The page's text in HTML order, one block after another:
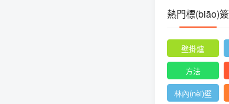
熱門標(biāo)簽
壁掛爐
方法
林內(nèi)壁